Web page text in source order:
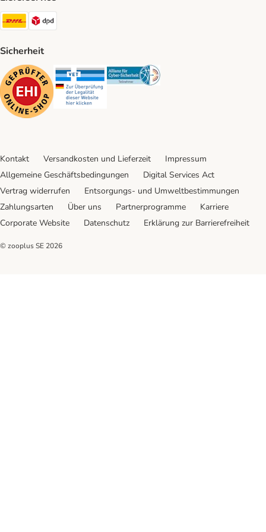
DHL Shipping Method
Sicherheit
Security Security Security
Kontakt Versandkosten und Lieferzeit
Impressum
Allgemeine Geschäftsbedingungen
Digital Services Act
Vertrag widerrufen
Entsorgungs- und Umweltbestimmungen
Zahlungsarten
Über uns Partnerprogramme
Karriere
Corporate Website
Datenschutz Erklärung zur Barrierefreiheit
© zooplus SE 2026